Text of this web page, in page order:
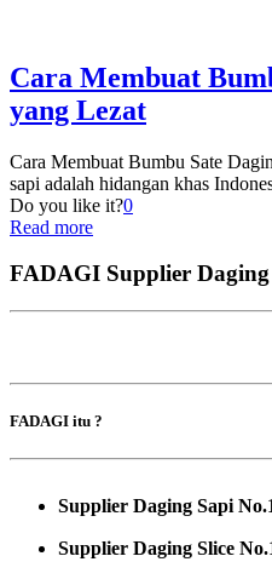
Cara Membuat
yang Lezat
Cara Membuat Bumbu Sate
sapi adalah hidangan khas
Do you like it?0
Read more
FADAGI Supplier Daging
FADAGI itu ?
Supplier Daging Sapi
Supplier Daging Slice